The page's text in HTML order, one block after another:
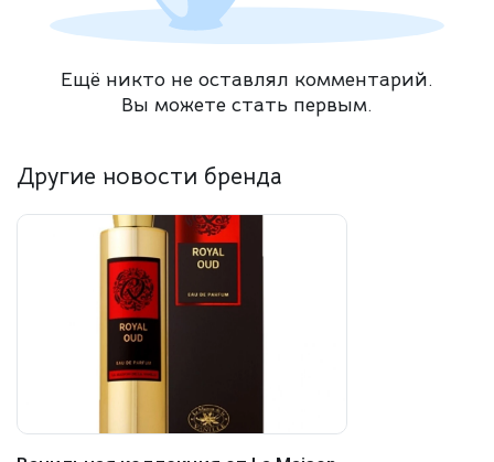
Ещё никто не оставлял комментарий.
Вы можете стать первым.
Другие новости бренда